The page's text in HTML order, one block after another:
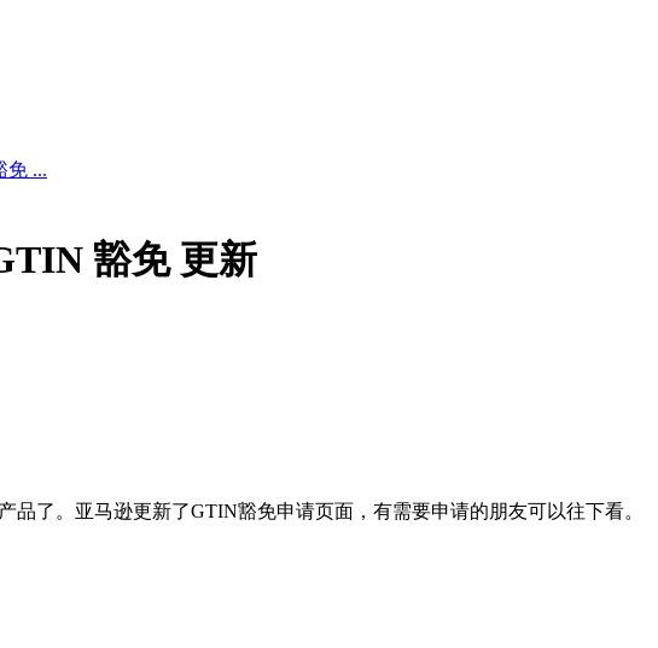
免 ...
豁免 更新
品了。亚马逊更新了GTIN豁免申请页面，有需 要申请的朋友可以往下看。